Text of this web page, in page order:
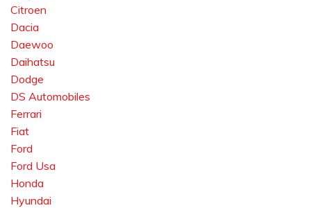
Citroen
Dacia
Daewoo
Daihatsu
Dodge
DS Automobiles
Ferrari
Fiat
Ford
Ford Usa
Honda
Hyundai